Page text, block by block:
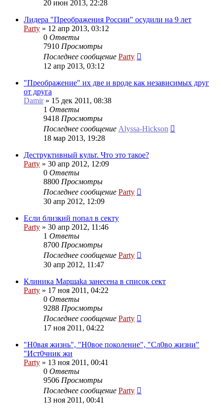
20 июн 2013, 22:28
Лидера "Преображения России" осудили на 9 лет
Party » 12 апр 2013, 03:12
0 Ответы
7910 Просмотры
Последнее сообщение Party
12 апр 2013, 03:12
"Преображение" их две и вроде как независимых друг
от друга
Damir» 15 дек 2011, 08:38
1 Ответы
9418 Просмотры
Последнее сообщение Alyssa-Hickson
18 мар 2013, 19:28
Деструктивный культ. Что это такое?
Party » 30 апр 2012, 12:09
0 Ответы
8800 Просмотры
Последнее сообщение Party
30 апр 2012, 12:09
Если близкий попал в секту
Party » 30 апр 2012, 11:46
1 Ответы
8700 Просмотры
Последнее сообщение Party
30 апр 2012, 11:47
Клиника Маршаkа занесена в список сект
Party » 17 ноя 2011, 04:22
0 Ответы
9288 Просмотры
Последнее сообщение Party
17 ноя 2011, 04:22
"Н0вая жизнь", "Н0вое поколение", "Сл0во жизни"
"Ист0чник жи
Party » 13 ноя 2011, 00:41
0 Ответы
9506 Просмотры
Последнее сообщение Party
13 ноя 2011, 00:41